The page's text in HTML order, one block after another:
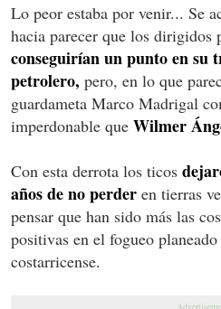
Lo peor estaba por venir... Se
hacia parecer que los dirigidos
conseguirían un punto en su
petrolero, pero, en lo que
guardameta Marco Madrigal
imperdonable que Wilmer
Con esta derrota los ticos
años de no perder en tierras
pensar que han sido más las
positivas en el fogueo
costarricense.